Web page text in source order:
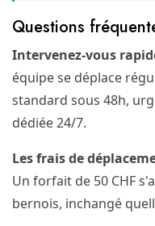
Questions
Intervenez-vous
équipe se déplace
standard sous 48h,
dédiée 24/7.
Les frais de
Un forfait de 50 CHF
bernois, inchangé